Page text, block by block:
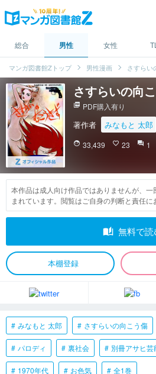
総合 男性 女性 TL
マンガ図書館Zトップ 男性漫画 さすらい
さすらいの向
picture_as_pdf PDF購入有り
著作者 みなもと 太郎
face 33,439 favorite_border 23 question_answer 1
本作品は成人向け作品ではありませんが、
まれています。閲覧はご自身の判断と責任に
auto_stories 無料で読
本棚登録
みなもと 太郎 さすらいの向こう傷
パロディ 裏社会 別冊アサヒ
1970年代 お色気 全1巻